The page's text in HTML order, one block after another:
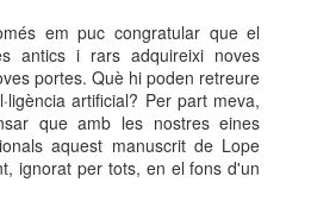
em puc congratular que el
antics i rars adquireixi noves
portes. Què hi poden retreure
artificial? Per part meva,
que amb les nostres eines
aquest manuscrit de Lope
ignorat per tots, en el fons d'un